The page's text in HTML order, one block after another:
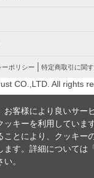
ーポリシー 特定商取引に関
CO.,LTD. All rights
お客様により良いサー
キーを利用しています
ことにより、クッキー
す。詳細については「
。